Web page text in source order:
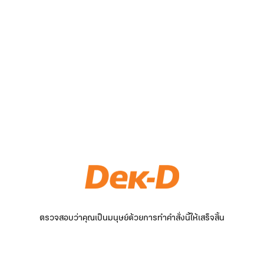
ตรวจสอบว่าคุณเป็นมนุษย์ด้วยการทำคำสั่งนี้ให้เสร็จสิ้น